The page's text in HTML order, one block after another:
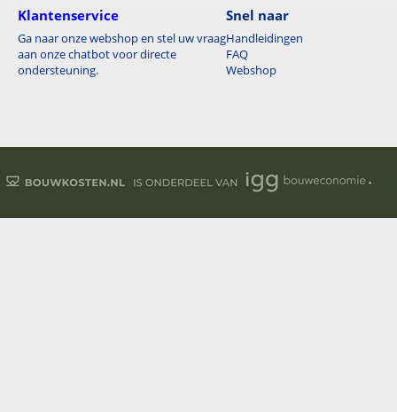
Klantenservice
Ga naar onze webshop en stel uw vraag
aan onze chatbot voor directe
ondersteuning.
Snel naar
Handleidingen
FAQ
Webshop